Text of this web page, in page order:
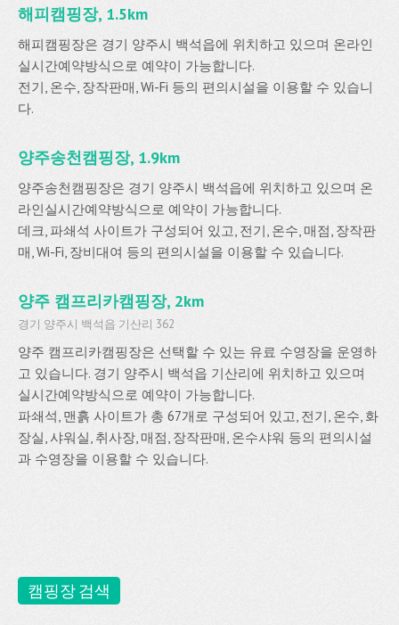
해피캠핑장, 1.5km
해피캠핑장은 경기 양주시 백석읍에 위치하고 있으며 온라인
실시간예약방식으로 예약이 가능합니다.
전기, 온수, 장작판매, Wi-Fi 등의 편의시설을 이용할 수 있습니
다.
양주송천캠핑장, 1.9km
양주송천캠핑장은 경기 양주시 백석읍에 위치하고 있으며 온
라인실시간예약방식으로 예약이 가능합니다.
데크, 파쇄석 사이트가 구성되어 있고, 전기, 온수, 매점, 장작판
매, Wi-Fi, 장비대여 등의 편의시설을 이용할 수 있습니다.
양주 캠프리카캠핑장, 2km
경기 양주시 백석읍 기산리 362
양주 캠프리카캠핑장은 선택할 수 있는 유료 수영장을 운영하
고 있습니다. 경기 양주시 백석읍 기산리에 위치하고 있으며
실시간예약방식으로 예약이 가능합니다.
파쇄석, 맨흙 사이트가 총 67개로 구성되어 있고, 전기, 온수, 화
장실, 샤워실, 취사장, 매점, 장작판매, 온수샤워 등의 편의시설
과 수영장을 이용할 수 있습니다.
캠핑장 검색